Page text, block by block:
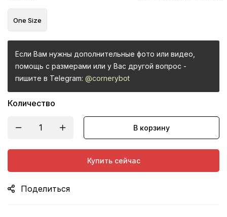
One Size
Если Вам нужны дополнительные фото или видео,
помощь с размерами или у Вас другой вопрос -
пишите в Telegram: @cornerybot
Количество
В корзину
Купить сейчас
Поделиться